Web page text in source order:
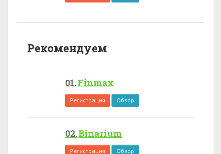
Рекомендуем
Finmax
Регистрация Обзор
Binarium
Регистрация Обзор